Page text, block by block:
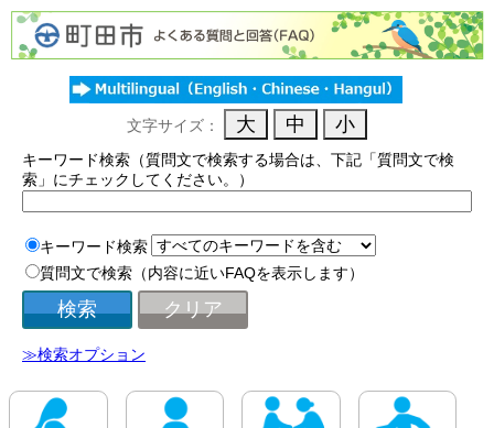
文字サイズ：
キーワード検索（質問文で検索する場合は、下記「質問文で検
索」にチェックしてください。）
キーワード検索
質問文で検索（内容に近いFAQを表示します）
≫検索オプション